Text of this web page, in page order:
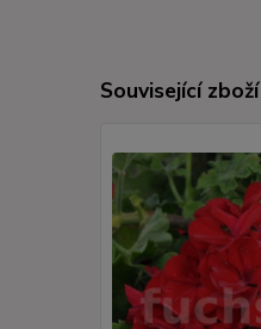
Související zboží